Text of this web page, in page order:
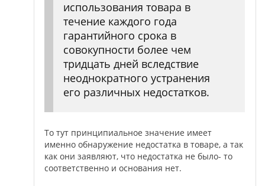
использования товара в
течение каждого года
гарантийного срока в
совокупности более чем
тридцать дней вследствие
неоднократного устранения
его различных недостатков.
То тут принципиальное значение имеет
именно обнаружение недостатка в товаре, а так
как они заявляют, что недостатка не было- то
соответственно и основания нет.